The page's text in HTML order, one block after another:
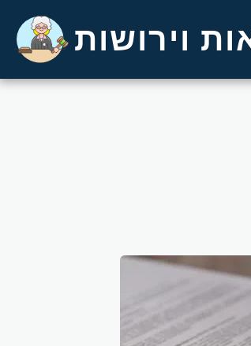
וירושות